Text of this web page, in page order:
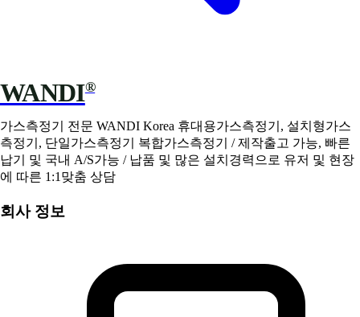
WANDI®
가스측정기 전문 WANDI Korea 휴대용가스측정기, 설치형가스
측정기, 단일가스측정기 복합가스측정기 / 제작출고 가능, 빠른
납기 및 국내 A/S가능 / 납품 및 많은 설치경력으로 유저 및 현장
에 따른 1:1맞춤 상담
회사 정보